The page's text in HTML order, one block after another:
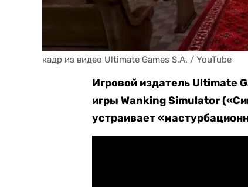
кадр из видео Ultimate Games S.A. / YouTube
Игровой издатель Ultimate
игры Wanking Simulator
устраивает